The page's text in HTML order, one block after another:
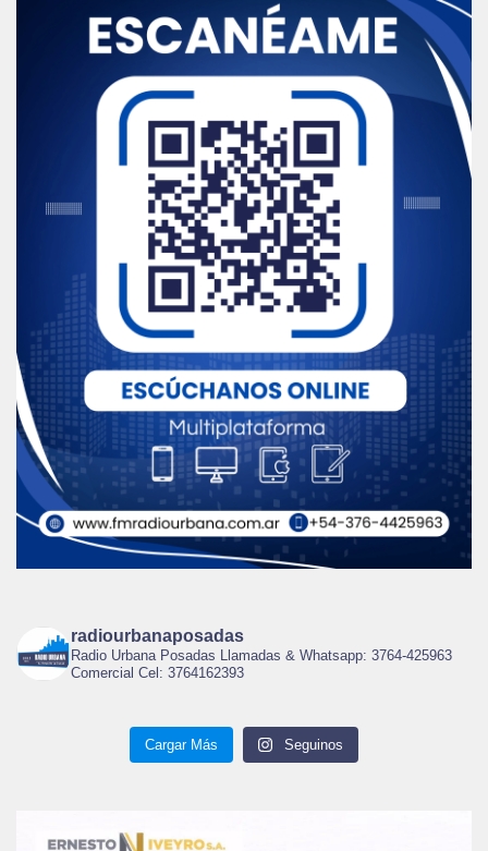
radiourbanaposadas
Radio Urbana Posadas Llamadas & Whatsapp: 3764-425963
Comercial Cel: 3764162393
Cargar Más Seguinos